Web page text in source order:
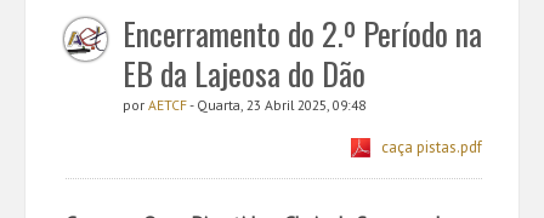
Cursos Profissionais
Bibliotecas
Media AETCF
Legislação
Encerramento do 2.º Período na
EB da Lajeosa do Dão
por AETCF- Quarta, 23 Abril 2025, 09:48
caça pistas.pdf